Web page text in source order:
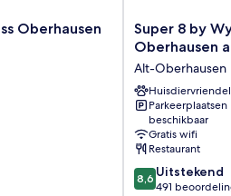
Oberhausen
Super
8
Wyndham
Oberhausen
am
Centro
Alt-
Oberhausen
Super 8 by
Oberhausen
Alt-Oberhausen
Parkeerplaatsen
beschikbaar
Gratis wifi
Restaurant
8.6
van
8,6 Uitstekend
491